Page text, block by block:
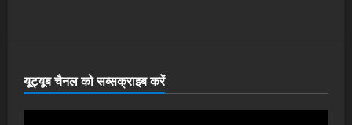
यूट्यूब चैनल को सब्सक्राइब करें